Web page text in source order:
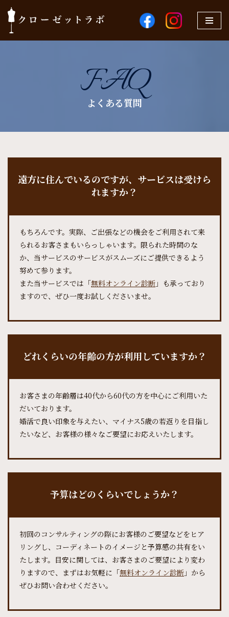
コ
ン
ッ
FAQ
よくある質問
遠方に住んでいるのですが、サービスは受けら
れますか？
もちろんです。実際、ご出張などの機会をご利用されて来
られるお客さまもいらっしゃいます。限られた時間のな
か、当サービスのサービスがスムーズにご提供できるよう
努めて参ります。
また当サービスでは「無料オンライン診断 」も承っており
ますので、ぜひ一度お試しくださいませ。
どれくらいの年齢の方が利用していますか？
お客さまの年齢層は40代から60代の方を中心にご利用いた
だいております。
婚活で良い印象を与えたい、マイナス5歳の若返りを目指し
たいなど、お客様の様々なご要望にお応えいたします。
予算はどのくらいでしょうか？
初回のコンサルティングの際にお客様のご要望などをヒア
リングし、コーディネートのイメージと予算感の共有をい
たします。目安に関しては、お客さまのご要望により変わ
りますので、まずはお気軽に「無料オンライン診断 」から
ぜひお問い合わせください。